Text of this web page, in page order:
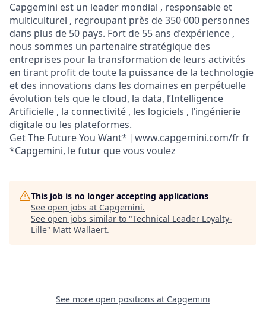
Capgemini est un leader mondial , responsable et
multiculturel , regroupant près de 350 000 personnes
dans plus de 50 pays. Fort de 55 ans d’expérience ,
nous sommes un partenaire stratégique des
entreprises pour la transformation de leurs activités
en tirant profit de toute la puissance de la technologie
et des innovations dans les domaines en perpétuelle
évolution tels que le cloud, la data, l’Intelligence
Artificielle , la connectivité , les logiciels , l’ingénierie
digitale ou les plateformes.
Get The Future You Want* |www.capgemini.com/fr fr
*Capgemini, le futur que vous voulez
This job is no longer accepting applications
See open jobs at Capgemini.
See open jobs similar to "Technical Leader Loyalty-
Lille" Matt Wallaert.
See more open positions at Capgemini